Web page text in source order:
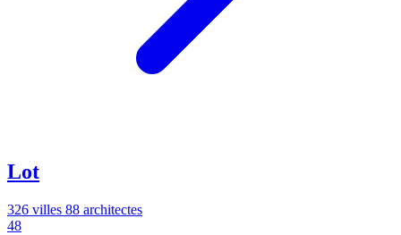
Lot
326 villes 88 architectes
48